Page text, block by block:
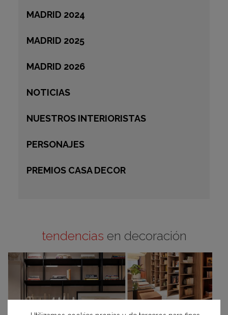
MADRID 2024
MADRID 2025
MADRID 2026
NOTICIAS
NUESTROS INTERIORISTAS
PERSONAJES
PREMIOS CASA DECOR
tendencias en decoración